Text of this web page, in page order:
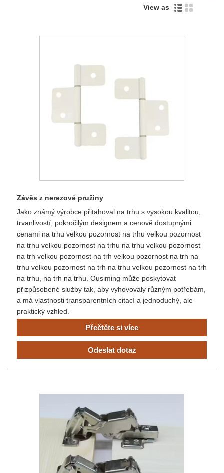
View as
Závěs z nerezové pružiny
Jako známý výrobce přitahoval na trhu s vysokou kvalitou,
trvanlivostí, pokročilým designem a cenově dostupnými
cenami na trhu velkou pozornost na trhu velkou pozornost
na trhu velkou pozornost na trhu na trhu velkou pozornost
na trh velkou pozornost na trh velkou pozornost na trh na
trhu velkou pozornost na trh na trhu velkou pozornost na trh
na trhu, na trh na trhu. Ousiming může poskytovat
přizpůsobené služby tak, aby vyhovovaly různým potřebám,
a má vlastnosti transparentních citací a jednoduchý, ale
praktický vzhled.
Přečtěte si více
Odeslat dotaz